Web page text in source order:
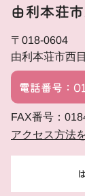
由利本荘
〒018-0604
由利本荘市西
電話番号：
FAX番号：
アクセス方法